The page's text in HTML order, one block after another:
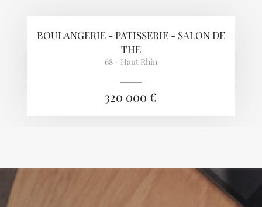
BOULANGERIE - PATISSERIE - SALON DE
THE
68 - Haut Rhin
320 000 €